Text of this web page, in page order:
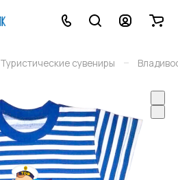
Туристические сувениры –